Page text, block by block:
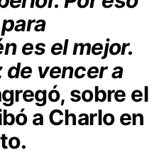
es el mejor.
de vencer a
sobre el
a Charlo en